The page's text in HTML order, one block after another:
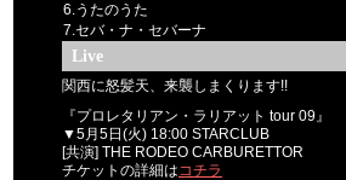
6.うたのうた
7.セバ・ナ・セバーナ
Live
関西に怒髪天、来襲しまくります!!
『プロレタリアン・ラリアット tour 09』
▼5月5日(火) 18:00 STARCLUB
[共演] THE RODEO CARBURETTOR
チケットの詳細はコチラ